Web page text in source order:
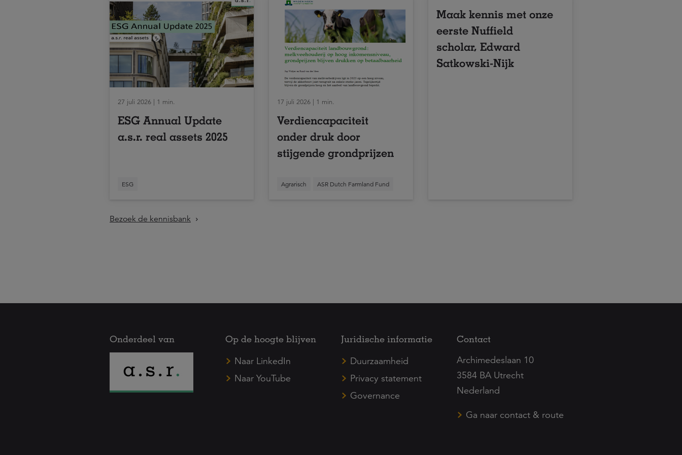
27 juli 2026 | 1 min.
ESG Annual Update
a.s.r. real assets 2025
ESG
17 juli 2026 | 1 min.
Verdiencapaciteit
onder druk door
stijgende grondprijzen
Agrarisch ASR Dutch Farmland Fund
Maak kennis met onze
eerste Nuffield
scholar, Edward
Satkowski-Nijk
Bezoek de kennisbank
Onderdeel van
Op de hoogte blijven
Naar LinkedIn
Naar YouTube
Juridische informatie
Duurzaamheid
Privacy statement
Governance
Contact
Archimedeslaan 10
3584 BA Utrecht
Nederland
Ga naar contact & route